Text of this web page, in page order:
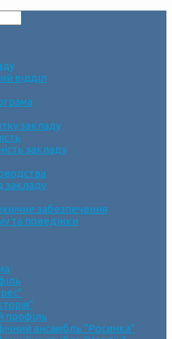
відділ
закладу
закладу
закладу
забезпечення
та поведінки
профіль
ансамбль “Росинка”